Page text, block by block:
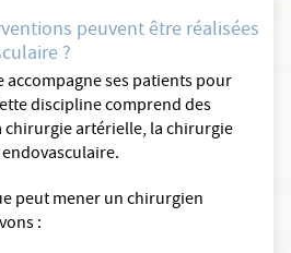
peuvent être réalisées
?
ses patients pour
discipline comprend des
artérielle, la chirurgie
peut mener un chirurgien
: